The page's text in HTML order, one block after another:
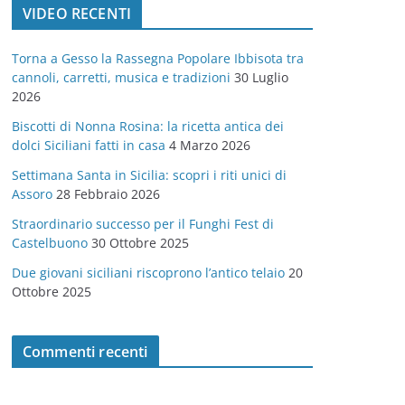
o
r
e
VIDEO RECENTI
Torna a Gesso la Rassegna Popolare Ibbisota tra
cannoli, carretti, musica e tradizioni 30 Luglio
2026
Biscotti di Nonna Rosina: la ricetta antica dei
dolci Siciliani fatti in casa 4 Marzo 2026
Settimana Santa in Sicilia: scopri i riti unici di
Assoro 28 Febbraio 2026
Straordinario successo per il Funghi Fest di
Castelbuono 30 Ottobre 2025
Due giovani siciliani riscoprono l’antico telaio 20
Ottobre 2025
Commenti recenti